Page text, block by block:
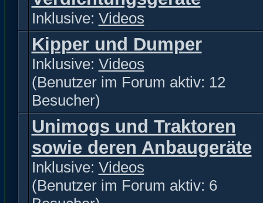
Inklusive: Videos
Kipper und Dumper
Inklusive: Videos
(Benutzer im Forum aktiv: 12
Besucher)
Unimogs und Traktoren
sowie deren Anbaugeräte
Inklusive: Videos
(Benutzer im Forum aktiv: 6